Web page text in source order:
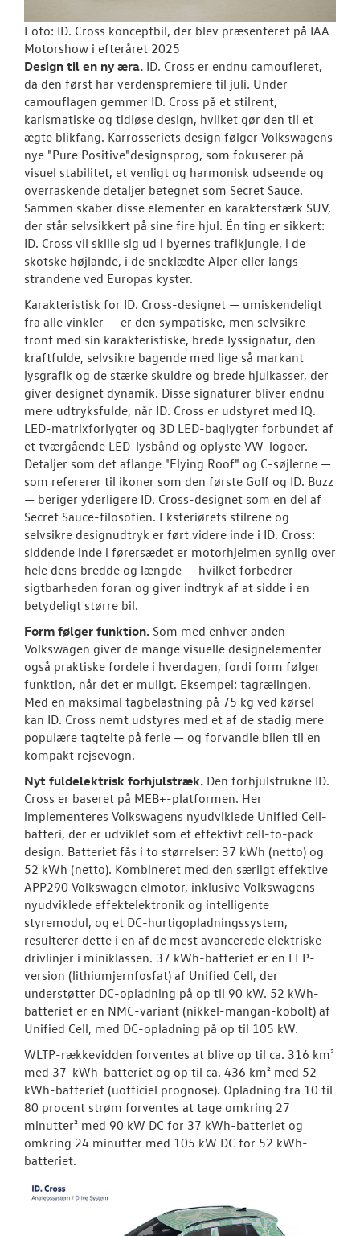
Foto: ID. Cross konceptbil, der blev præsenteret på IAA
Motorshow i efteråret 2025
Design til en ny æra. ID. Cross er endnu camoufleret,
da den først har verdenspremiere til juli. Under
camouflagen gemmer ID. Cross på et stilrent,
karismatiske og tidløse design, hvilket gør den til et
ægte blikfang. Karrosseriets design følger Volkswagens
nye "Pure Positive"designsprog, som fokuserer på
visuel stabilitet, et venligt og harmonisk udseende og
overraskende detaljer betegnet som Secret Sauce.
Sammen skaber disse elementer en karakterstærk SUV,
der står selvsikkert på sine fire hjul. Én ting er sikkert:
ID. Cross vil skille sig ud i byernes trafikjungle, i de
skotske højlande, i de sneklædte Alper eller langs
strandene ved Europas kyster.
Karakteristisk for ID. Cross-designet — umiskendeligt
fra alle vinkler — er den sympatiske, men selvsikre
front med sin karakteristiske, brede lyssignatur, den
kraftfulde, selvsikre bagende med lige så markant
lysgrafik og de stærke skuldre og brede hjulkasser, der
giver designet dynamik. Disse signaturer bliver endnu
mere udtryksfulde, når ID. Cross er udstyret med IQ.
LED-matrixforlygter og 3D LED-baglygter forbundet af
et tværgående LED-lysbånd og oplyste VW-logoer.
Detaljer som det aflange "Flying Roof" og C-søjlerne —
som refererer til ikoner som den første Golf og ID. Buzz
— beriger yderligere ID. Cross-designet som en del af
Secret Sauce-filosofien. Eksteriørets stilrene og
selvsikre designudtryk er ført videre inde i ID. Cross:
siddende inde i førersædet er motorhjelmen synlig over
hele dens bredde og længde — hvilket forbedrer
sigtbarheden foran og giver indtryk af at sidde i en
betydeligt større bil.
Form følger funktion. Som med enhver anden
Volkswagen giver de mange visuelle designelementer
også praktiske fordele i hverdagen, fordi form følger
funktion, når det er muligt. Eksempel: tagrælingen.
Med en maksimal tagbelastning på 75 kg ved kørsel
kan ID. Cross nemt udstyres med et af de stadig mere
populære tagtelte på ferie — og forvandle bilen til en
kompakt rejsevogn.
Nyt fuldelektrisk forhjulstræk. Den forhjulstrukne ID.
Cross er baseret på MEB+-platformen. Her
implementeres Volkswagens nyudviklede Unified Cell-
batteri, der er udviklet som et effektivt cell-to-pack
design. Batteriet fås i to størrelser: 37 kWh (netto) og
52 kWh (netto). Kombineret med den særligt effektive
APP290 Volkswagen elmotor, inklusive Volkswagens
nyudviklede effektelektronik og intelligente
styremodul, og et DC-hurtigopladningssystem,
resulterer dette i en af de mest avancerede elektriske
drivlinjer i miniklassen. 37 kWh-batteriet er en LFP-
version (lithiumjernfosfat) af Unified Cell, der
understøtter DC-opladning på op til 90 kW. 52 kWh-
batteriet er en NMC-variant (nikkel-mangan-kobolt) af
Unified Cell, med DC-opladning på op til 105 kW.
WLTP-rækkevidden forventes at blive op til ca. 316 km²
med 37-kWh-batteriet og op til ca. 436 km² med 52-
kWh-batteriet (uofficiel prognose). Opladning fra 10 til
80 procent strøm forventes at tage omkring 27
minutter² med 90 kW DC for 37 kWh-batteriet og
omkring 24 minutter med 105 kW DC for 52 kWh-
batteriet.